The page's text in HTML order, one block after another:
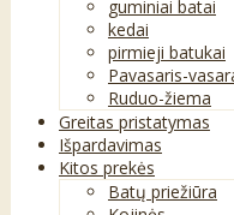
guminiai batai
kedai
pirmieji batukai
Pavasaris-
Ruduo-žiema
Greitas pristatymas
Išpardavimas
Kitos prekės
Batų priežiūra